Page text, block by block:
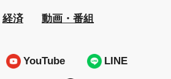
経済 動画・番組
YouTube LINE